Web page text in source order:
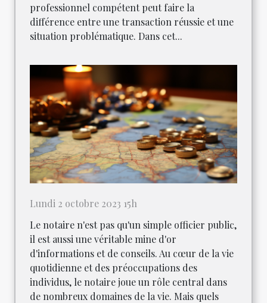
professionnel compétent peut faire la
différence entre une transaction réussie et une
situation problématique. Dans cet...
Lundi 2 octobre 2023 15h
Le notaire n'est pas qu'un simple officier public,
il est aussi une véritable mine d'or
d'informations et de conseils. Au cœur de la vie
quotidienne et des préoccupations des
individus, le notaire joue un rôle central dans
de nombreux domaines de la vie. Mais quels